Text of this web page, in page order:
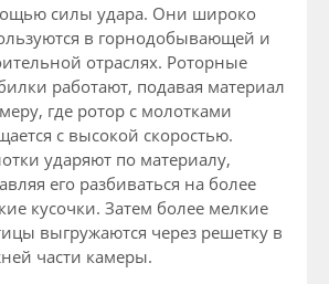
силы удара. Они широко
в горнодобывающей и
отраслях. Роторные
работают, подавая материал
где ротор с молотками
с высокой скоростью.
ударяют по материалу,
его разбиваться на более
кусочки. Затем более мелкие
выгружаются через решетку в
части камеры.